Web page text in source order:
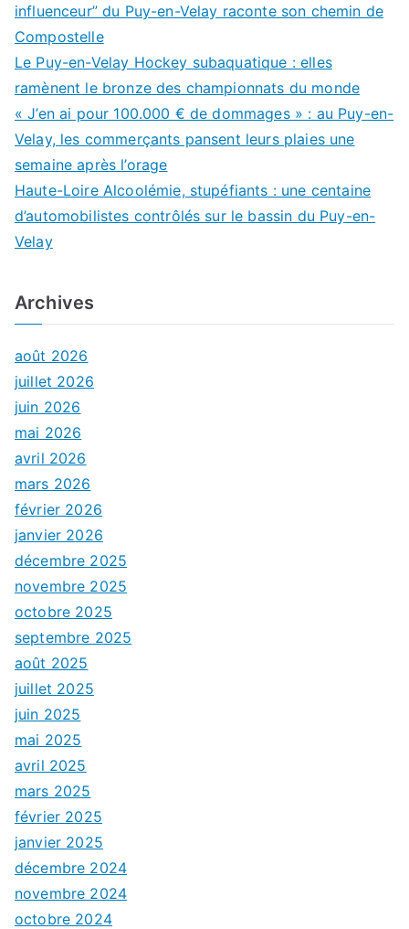
influenceur” du Puy-en-Velay raconte son chemin de
Compostelle
Le Puy-en-Velay Hockey subaquatique : elles
ramènent le bronze des championnats du monde
« J’en ai pour 100.000 € de dommages » : au Puy-en-
Velay, les commerçants pansent leurs plaies une
semaine après l’orage
Haute-Loire Alcoolémie, stupéfiants : une centaine
d’automobilistes contrôlés sur le bassin du Puy-en-
Velay
Archives
août 2026
juillet 2026
juin 2026
mai 2026
avril 2026
mars 2026
février 2026
janvier 2026
décembre 2025
novembre 2025
octobre 2025
septembre 2025
août 2025
juillet 2025
juin 2025
mai 2025
avril 2025
mars 2025
février 2025
janvier 2025
décembre 2024
novembre 2024
octobre 2024